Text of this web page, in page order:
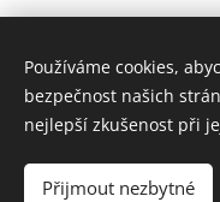
66 LAHVÍ - ta nejlepší
Používáme cookies,
bezpečnost našich
nejlepší zkušenost při
Přijmout nezbytné